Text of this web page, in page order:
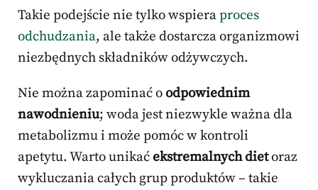
Takie podejście nie tylko wspieraproces
odchudzania, ale także dostarcza organizmowi
niezbędnych składników odżywczych.
Nie można zapominać oodpowiednim
nawodnieniu; woda jest niezwykle ważna dla
metabolizmu i może pomóc w kontroli
apetytu. Warto unikaćekstremalnych dietoraz
wykluczania całych grup produktów – takie